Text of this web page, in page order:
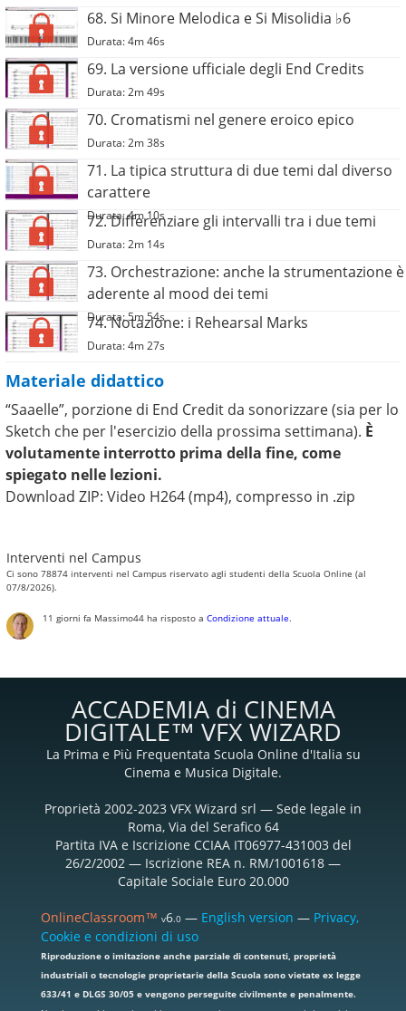
68. Si Minore Melodica e Si Misolidia ♭6
Durata: 4m 46s
69. La versione ufficiale degli End Credits
Durata: 2m 49s
70. Cromatismi nel genere eroico epico
Durata: 2m 38s
71. La tipica struttura di due temi dal diverso
carattere
Durata: 4m 10s
72. Differenziare gli intervalli tra i due temi
Durata: 2m 14s
73. Orchestrazione: anche la strumentazione è
aderente al mood dei temi
Durata: 5m 54s
74. Notazione: i Rehearsal Marks
Durata: 4m 27s
Materiale didattico
“Saaelle”, porzione di End Credit da sonorizzare (sia per lo
Sketch che per l'esercizio della prossima settimana). È
volutamente interrotto prima della fine, come
spiegato nelle lezioni.
Download ZIP: Video H264 (mp4), compresso in .zip
Interventi nel Campus
Ci sono 78874 interventi nel Campus riservato agli studenti della Scuola Online (al
07/8/2026).
11 giorni fa Massimo44ha risposto a Condizione attuale.
ACCADEMIA di CINEMA
DIGITALE™ VFX WIZARD
La Prima e Più Frequentata Scuola Online d'Italia su
Cinema e Musica Digitale.
Proprietà 2002-2023 VFX Wizard srl — Sede legale in
Roma, Via del Serafico 64
Partita IVA e Iscrizione CCIAA IT06977-431003 del
26/2/2002 — Iscrizione REA n. RM/1001618 —
Capitale Sociale Euro 20.000
OnlineClassroom™ v6.0— English version — Privacy,
Cookie e condizioni di uso
Riproduzione o imitazione anche parziale di contenuti, proprietà
industriali o tecnologie proprietarie della Scuola sono vietate ex legge
633/41 e DLGS 30/05 e vengono perseguite civilmente e penalmente.